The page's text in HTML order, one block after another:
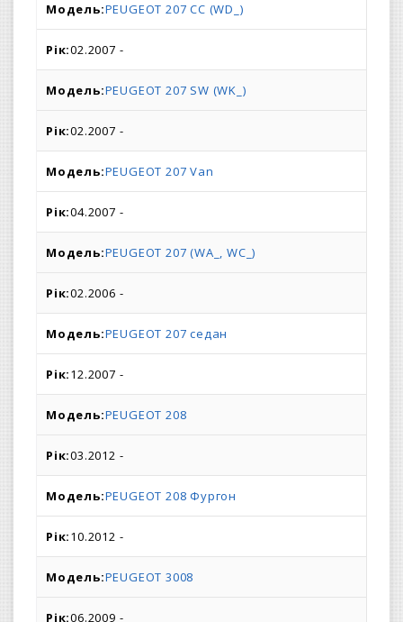
PEUGEOT 207 CC (WD_)
02.2007 -
PEUGEOT 207 SW (WK_)
02.2007 -
PEUGEOT 207 Van
04.2007 -
PEUGEOT 207 (WA_, WC_)
02.2006 -
PEUGEOT 207 седан
12.2007 -
PEUGEOT 208
03.2012 -
PEUGEOT 208 Фургон
10.2012 -
PEUGEOT 3008
06.2009 -